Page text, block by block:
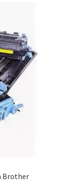
Brother